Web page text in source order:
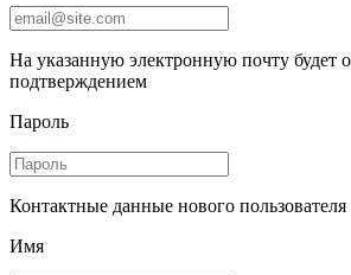
На указанную электронную почту будет
подтверждением
Пароль
Контактные данные нового пользователя
Имя